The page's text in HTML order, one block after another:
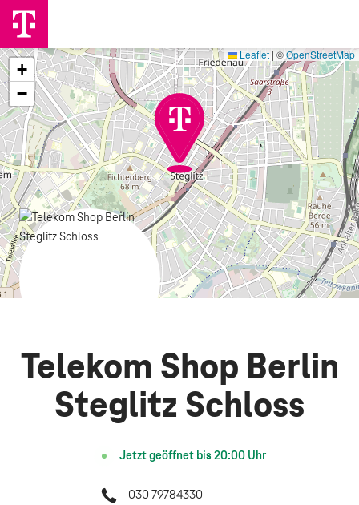
+
−
Leaflet | ©OpenStreetMap
Telekom Shop Berlin
Steglitz Schloss
Jetzt geöffnet bis 20:00Uhr
030 79784330